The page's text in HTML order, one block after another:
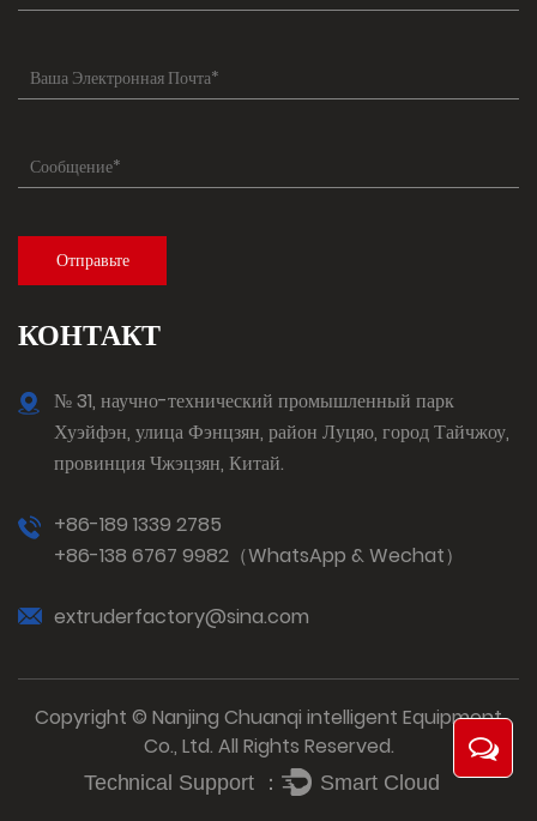
КОНТАКТ
№ 31, научно-технический промышленный парк
Хуэйфэн, улица Фэнцзян, район Луцяо, город Тайчжоу,
провинция Чжэцзян, Китай.
+86-189 1339 2785
+86-138 6767 9982（WhatsApp & Wechat）
extruderfactory@sina.com
Copyright © Nanjing Chuanqi intelligent Equipment
Co., Ltd. All Rights Reserved.